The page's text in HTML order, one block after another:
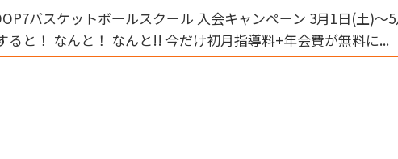
コート利用予約
バスケットボールスクール 入会キャンペーン 3月1日(土)～
ると！ なんと！ なんと!! 今だけ初月指導料+年会費が無料に...